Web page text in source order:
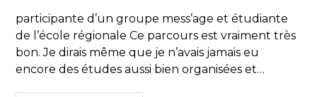
participante d’un groupe mess’age et étudiante
de l’école régionale Ce parcours est vraiment très
bon. Je dirais même que je n’avais jamais eu
encore des études aussi bien organisées et…